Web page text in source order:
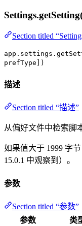
Section titled
prefType])
描述
Section titled “描述”
从偏好文件中检索脚
如果值大于 1999 字节
15.0.1 中观察到）。
参数
Section titled “参数”
参数
类